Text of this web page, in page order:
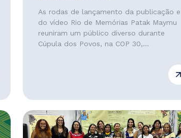
As rodas de lançamento da publicação e
do vídeo Rio de Memórias Patak Maymu
reuniram um público diverso durante
Cúpula dos Povos, na COP 30,...